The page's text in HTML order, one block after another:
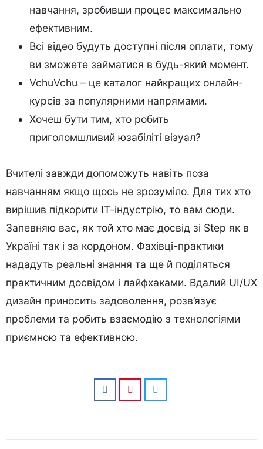
навчання, зробивши процес максимально
ефективним.
Всі відео будуть доступні після оплати, тому
ви зможете займатися в будь-який момент.
VchuVchu – це каталог найкращих онлайн-
курсів за популярними напрямами.
Хочеш бути тим, хто робить
приголомшливий юзабіліті візуал?
Вчителі завжди допоможуть навіть поза
навчанням якщо щось не зрозуміло. Для тих хто
вирішив підкорити ІТ-індустрію, то вам сюди.
Запевняю вас, як той хто має досвід зі Step як в
Україні так і за кордоном. Фахівці-практики
нададуть реальні знання та ще й поділяться
практичним досвідом і лайфхаками. Вдалий UІ/UХ
дизaйн приносить задоволення, розв’язує
проблеми та робить взаємодію з технологіями
приємною та ефективною.